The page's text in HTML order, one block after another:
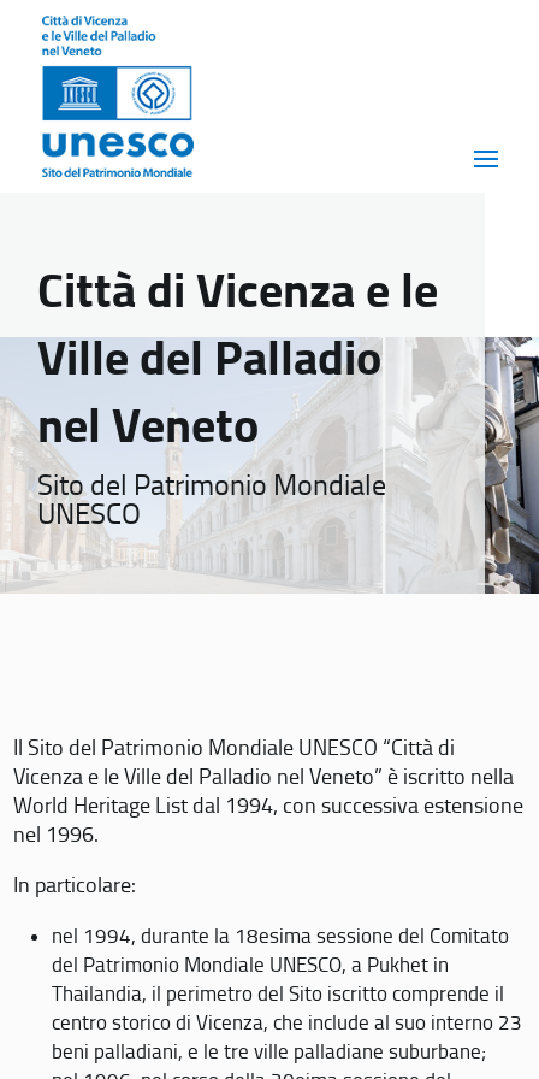
Città di Vicenza e le
Ville del Palladio
nel Veneto
Sito del Patrimonio Mondiale
UNESCO
Il Sito del Patrimonio Mondiale UNESCO “Città di
Vicenza e le Ville del Palladio nel Veneto” è iscritto nella
World Heritage List dal 1994, con successiva estensione
nel 1996.
In particolare:
nel 1994, durante la 18esima sessione del Comitato
del Patrimonio Mondiale UNESCO, a Pukhet in
Thailandia, il perimetro del Sito iscritto comprende il
centro storico di Vicenza, che include al suo interno 23
beni palladiani, e le tre ville palladiane suburbane;